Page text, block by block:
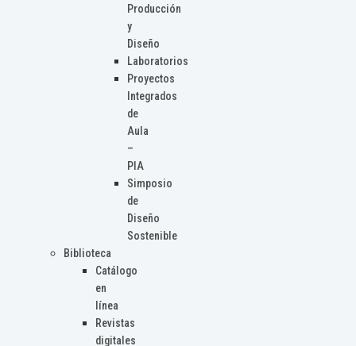
Producción
y
Diseño
Laboratorios
Proyectos
Integrados
de
Aula
–
PIA
Simposio
de
Diseño
Sostenible
Biblioteca
Catálogo
en
línea
Revistas
digitales